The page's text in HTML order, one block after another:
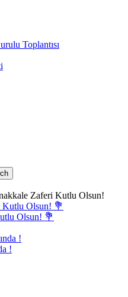
Toplantısı
Zaferi Kutlu Olsun!
Olsun! 💐
!